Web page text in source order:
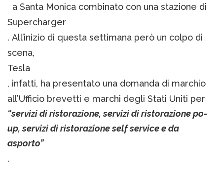
a Santa Monica combinato con una stazione di
Supercharger
. All’inizio di questa settimana però un colpo di
scena,
Tesla
, infatti, ha presentato una domanda di marchio
all’Ufficio brevetti e marchi degli Stati Uniti per
“servizi di ristorazione, servizi di ristorazione po-
up, servizi di ristorazione self service e da
asporto”
.